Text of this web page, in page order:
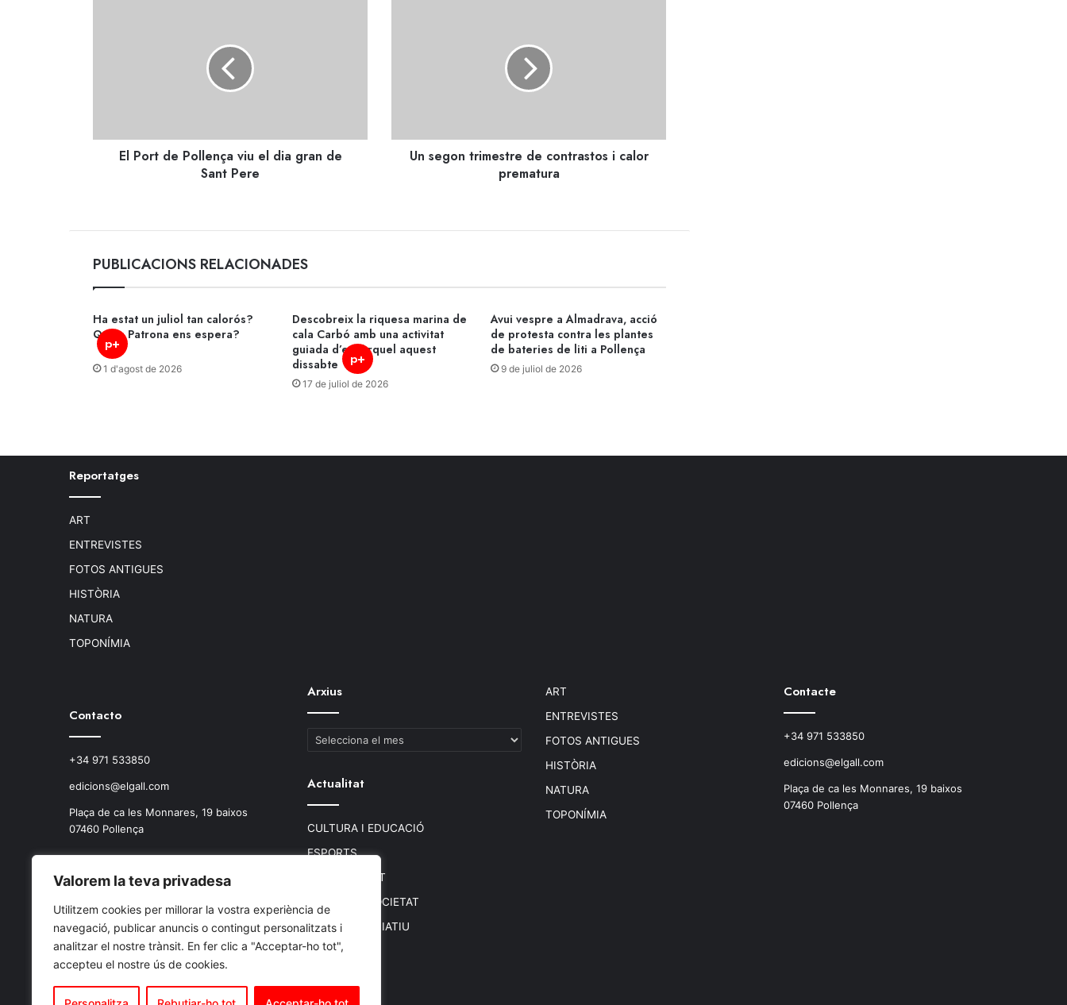
Valorem la teva privadesa
Utilitzem cookies per millorar la vostra experiència de
navegació, publicar anuncis o contingut personalitzats i
analitzar el nostre trànsit. En fer clic a "Acceptar-ho tot",
accepteu el nostre ús de cookies.
de
El Port de Pollença viu el dia gran de
Sant Pere
Un segon trimestre de contrastos i calor
prematura
PUBLICACIONS RELACIONADES
Ha estat un juliol tan calorós?
Quina Patrona ens espera?
p+
1 d'agost de 2026
Descobreix la riquesa marina de
cala Carbó amb una activitat
guiada d’esnòrquel aquest
dissabte
p+
17 de juliol de 2026
Avui vespre a Almadrava, acció
de protesta contra les plantes
de bateries de liti a Pollença
9 de juliol de 2026
Reportatges
ART
ENTREVISTES
FOTOS ANTIGUES
HISTÒRIA
NATURA
TOPONÍMIA
Contacto
+34 971 533850
edicions@elgall.com
Plaça de ca les Monnares, 19 baixos
07460 Pollença
Arxius
Arxius
Actualitat
CULTURA I EDUCACIÓ
ESPORTS
MEDI AMBIENT
POLÍTICA I SOCIETAT
TEIXIT ASSOCIATIU
SUCCESSOS
ART
ENTREVISTES
FOTOS ANTIGUES
HISTÒRIA
NATURA
TOPONÍMIA
Contacte
+34 971 533850
edicions@elgall.com
Plaça de ca les Monnares, 19 baixos
07460 Pollença